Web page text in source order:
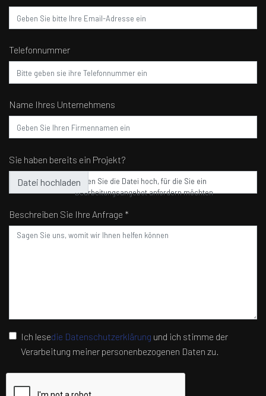
Telefonnummer
Name Ihres Unternehmens
Sie haben bereits ein Projekt?
Laden Sie die Datei hoch, für die Sie ein
Bearbeitungsangebot anfordern möchten
Beschreiben Sie Ihre Anfrage *
Ich lesedie Datenschutzerklärung und ich stimme der
Verarbeitung meiner personenbezogenen Daten zu.